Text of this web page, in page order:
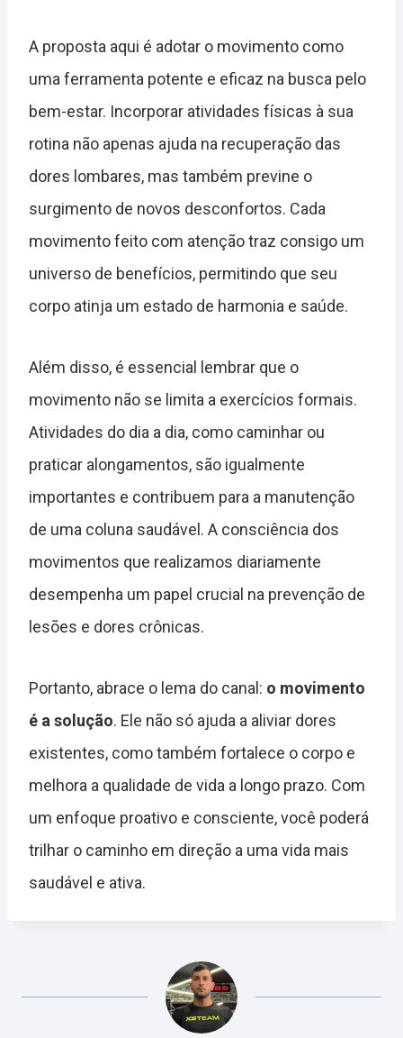
A proposta aqui é adotar o movimento como
uma ferramenta potente e eficaz na busca pelo
bem-estar. Incorporar atividades físicas à sua
rotina não apenas ajuda na recuperação das
dores lombares, mas também previne o
surgimento de novos desconfortos. Cada
movimento feito com atenção traz consigo um
universo de benefícios, permitindo que seu
corpo atinja um estado de harmonia e saúde.
Além disso, é essencial lembrar que o
movimento não se limita a exercícios formais.
Atividades do dia a dia, como caminhar ou
praticar alongamentos, são igualmente
importantes e contribuem para a manutenção
de uma coluna saudável. A consciência dos
movimentos que realizamos diariamente
desempenha um papel crucial na prevenção de
lesões e dores crônicas.
Portanto, abrace o lema do canal: o movimento
é a solução. Ele não só ajuda a aliviar dores
existentes, como também fortalece o corpo e
melhora a qualidade de vida a longo prazo. Com
um enfoque proativo e consciente, você poderá
trilhar o caminho em direção a uma vida mais
saudável e ativa.